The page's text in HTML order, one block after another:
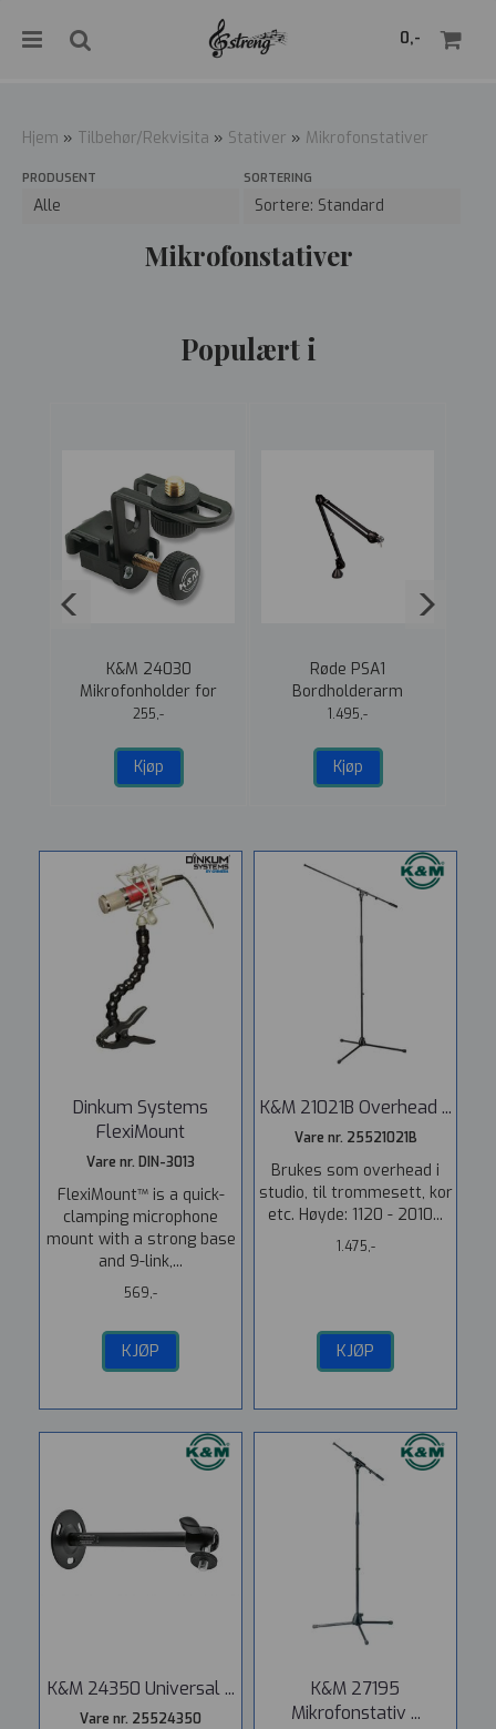
0,-
Hjem » Tilbehør/Rekvisita » Stativer » Mikrofonstativer
PRODUSENT SORTERING
Mikrofonstativer
Populært i
K&M 24030
Mikrofonholder for
Trommer Svart
255,-
Kjøp
Røde PSA1
Bordholderarm
Mikrofonstativ for bord
1.495,-
Kjøp
Dinkum Systems
FlexiMount
Vare nr. DIN-3013
FlexiMount™ is a quick-
clamping microphone
mount with a strong base
and 9-link,...
569,-
KJØP
K&M 21021B Overhead ...
Vare nr. 25521021B
Brukes som overhead i
studio, til trommesett, kor
etc. Høyde: 1120 - 2010...
1.475,-
KJØP
K&M 24350 Universal ...
Vare nr. 25524350
K&M 27195
Mikrofonstativ ...